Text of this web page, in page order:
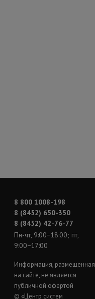
8 800 1008-198
8 (8452) 650-350
8 (8452) 42-76-77
Пн-чт, 9:00−18:00; пт,
9:00−17:00
Информация, размещенная
на сайте, не является
публичной офертой
© «Центр систем